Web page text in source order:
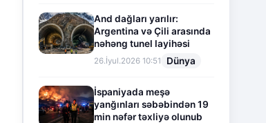
And dağları yarılır:
Argentina və Çili arasında
nəhəng tunel layihəsi
26.İyul.2026 10:51 Dünya
İspaniyada meşə
yanğınları səbəbindən 19
min nəfər təxliyə olunub